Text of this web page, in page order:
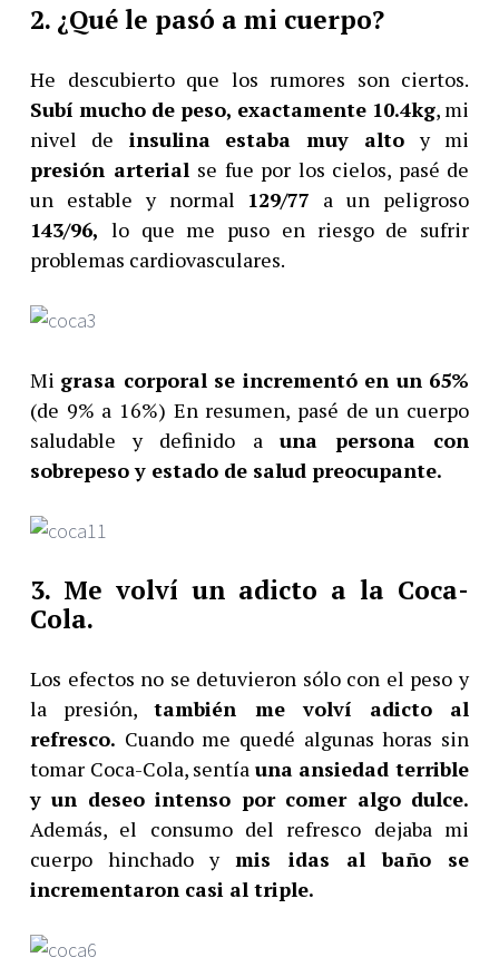
2. ¿Qué le pasó a mi cuerpo?
He descubierto que los rumores son ciertos.
Subí mucho de peso, exactamente 10.4kg, mi
nivel de insulina estaba muy alto y mi
presión arterial se fue por los cielos, pasé de
un estable y normal 129/77 a un peligroso
143/96, lo que me puso en riesgo de sufrir
problemas cardiovasculares.
Mi grasa corporal se incrementó en un 65%
(de 9% a 16%) En resumen, pasé de un cuerpo
saludable y definido a una persona con
sobrepeso y estado de salud preocupante.
3. Me volví un adicto a la Coca-
Cola.
Los efectos no se detuvieron sólo con el peso y
la presión,también me volví adicto al
refresco. Cuando me quedé algunas horas sin
tomar Coca-Cola, sentía una ansiedad terrible
y un deseo intenso por comer algo dulce.
Además, el consumo del refresco dejaba mi
cuerpo hinchado ymis idas al baño se
incrementaron casi al triple.